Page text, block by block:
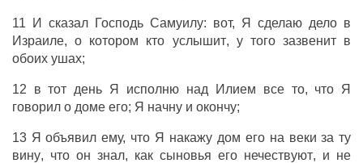
11 И сказал Господь Самуилу: вот, Ясделаю дело в
Израиле, о котором кто услышит, у тогозазвенит в
обоих ушах;
12 в тот день Я исполню над Илием все то, что Я
говорил о домеего; Я начнуи окончу;
13 Яобъявил ему, что Я накажу дом его на веки за ту
вину, что он знал, каксыновья его нечествуют, и не